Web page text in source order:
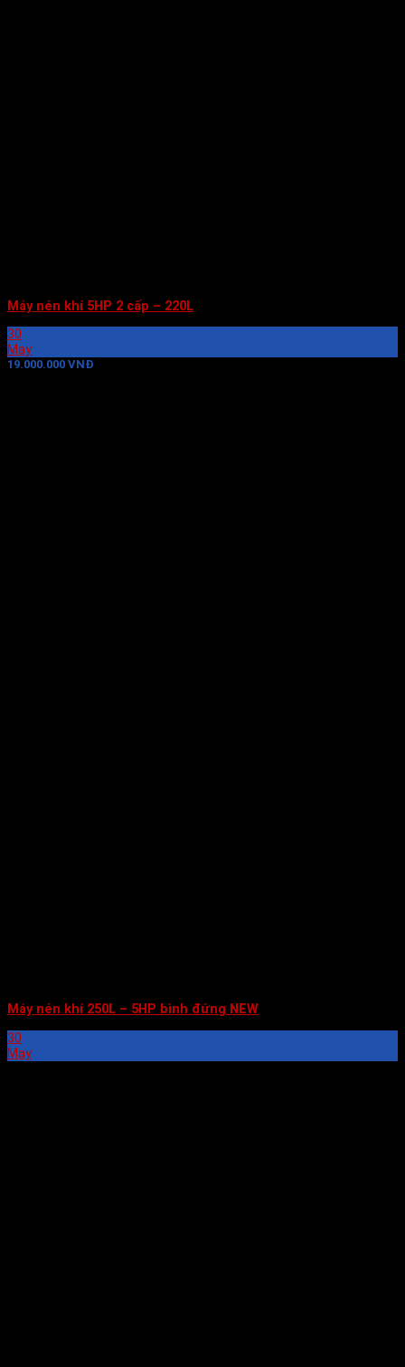
Máy nén khí 5HP 2 cấp – 220L
30
May
19.000.000 VNĐ
Máy nén khí 250L – 5HP bình đứng NEW
30
May